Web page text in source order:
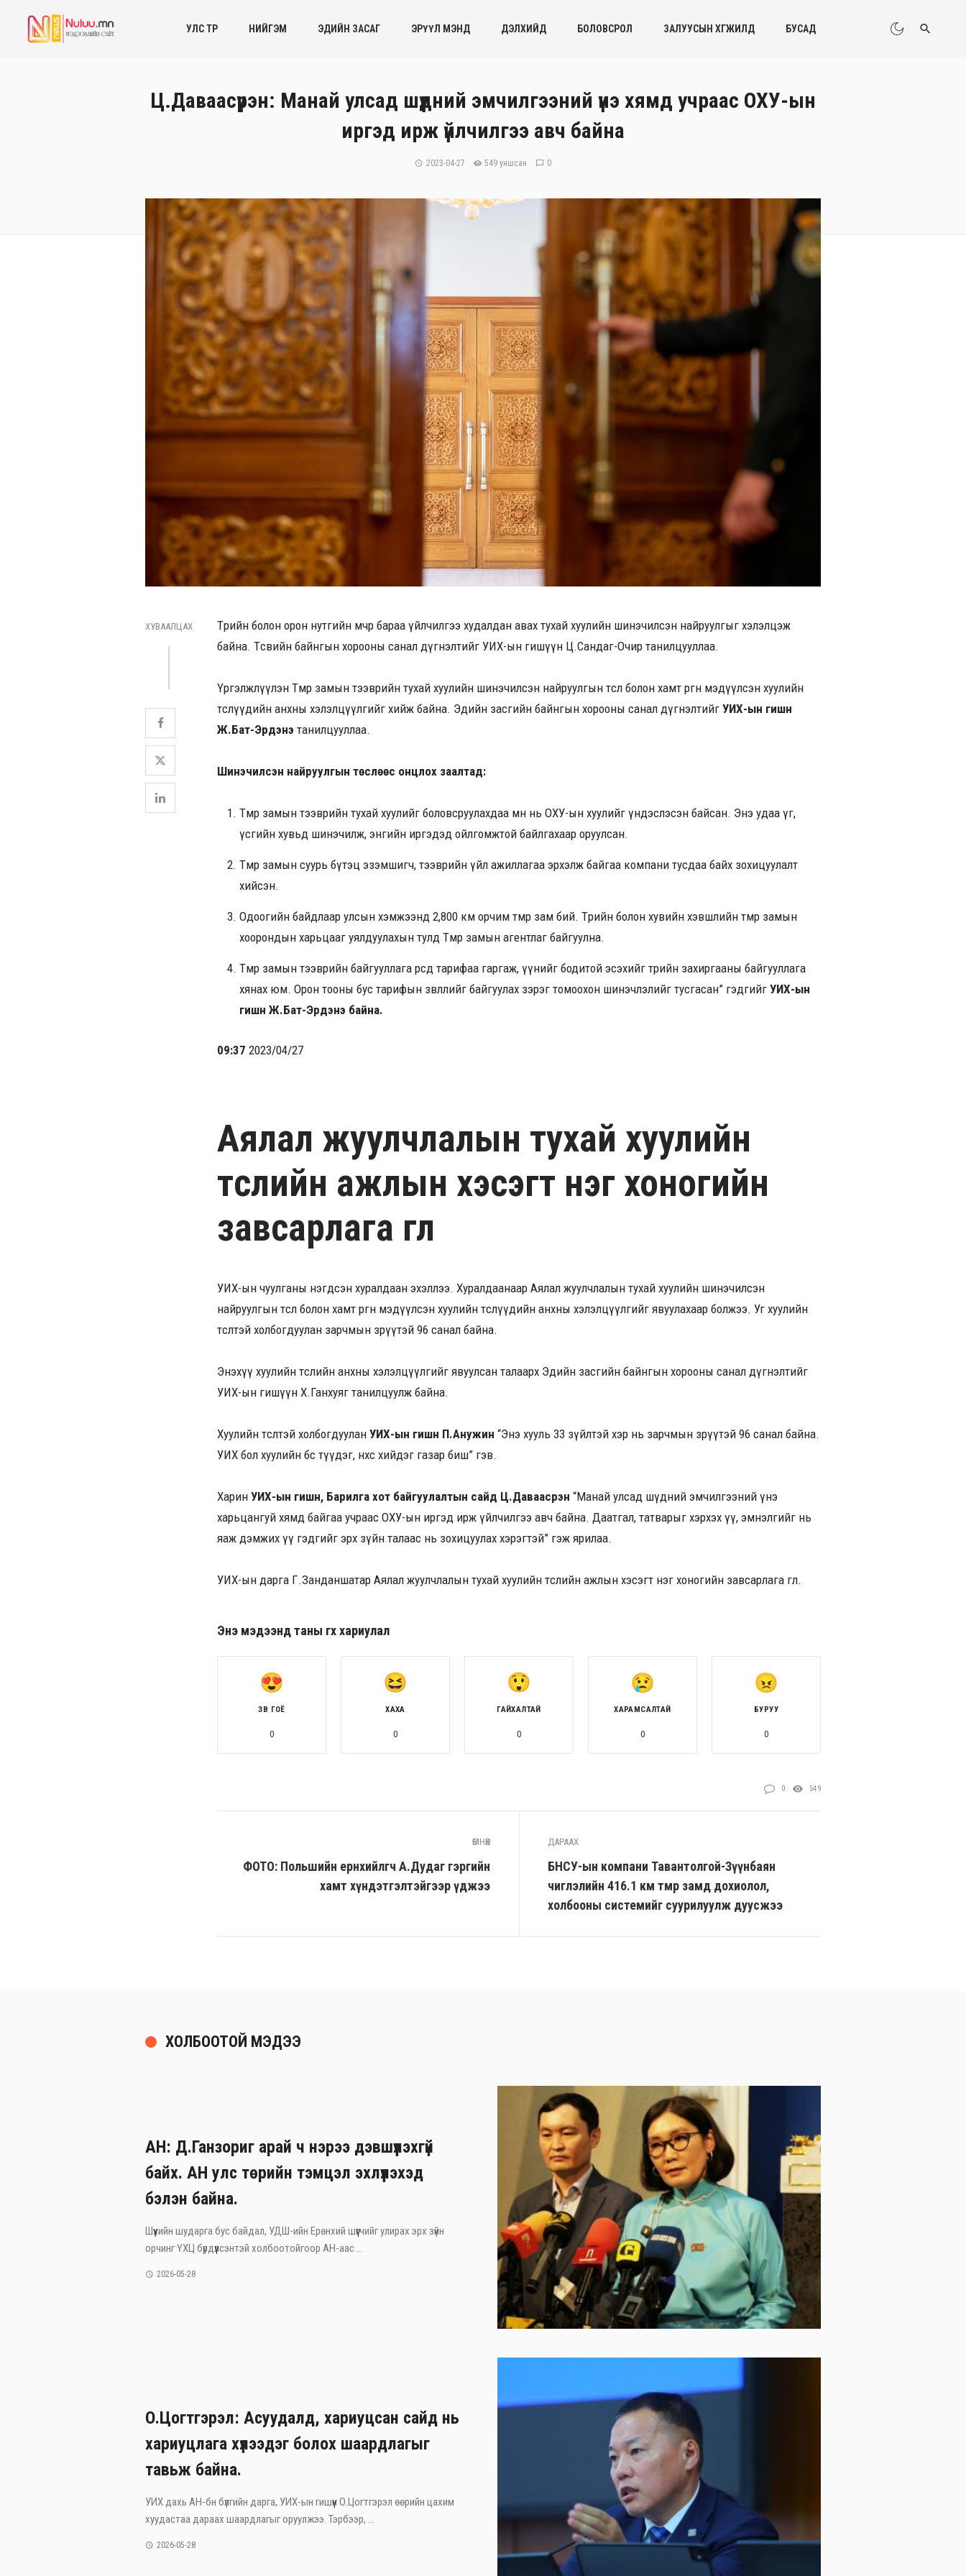
УЛС ТӨР НИЙГЭМ ЭДИЙН ЗАСАГ ЭРҮҮЛ МЭНД ДЭЛХИЙД БОЛОВСРОЛ ЗАЛУУСЫН ХӨГЖИЛД БУСАД
Ц.Даваасүрэн: Манай улсад шүдний эмчилгээний үнэ хямд учраас ОХУ-ын
иргэд ирж үйлчилгээ авч байна
2023-04-27 549 уншсан 0
ХУВААЛЦАХ
Төрийн болон орон нутгийн өмчөөр бараа үйлчилгээ худалдан авах тухай хуулийн шинэчилсэн найруулгыг хэлэлцэж
байна. Төсвийн байнгын хорооны санал дүгнэлтийг УИХ-ын гишүүн Ц.Сандаг-Очир танилцууллаа.
Үргэлжлүүлэн Төмөр замын тээврийн тухай хуулийн шинэчилсэн найруулгын төсөл болон хамт өргөн мэдүүлсэн хуулийн
төслүүдийн анхны хэлэлцүүлгийг хийж байна. Эдийн засгийн байнгын хорооны санал дүгнэлтийг УИХ-ын гишүүн
Ж.Бат-Эрдэнэ танилцууллаа.
Шинэчилсэн найруулгын төслөөс онцлох заалтад:
Төмөр замын тээврийн тухай хуулийг боловсруулахдаа өмнө нь ОХУ-ын хуулийг үндэслэсэн байсан. Энэ удаа үг,
үсгийн хувьд шинэчилж, энгийн иргэдэд ойлгомжтой байлгахаар оруулсан.
Төмөр замын суурь бүтэц эзэмшигч, тээврийн үйл ажиллагаа эрхэлж байгаа компани тусдаа байх зохицуулалт
хийсэн.
Одоогийн байдлаар улсын хэмжээнд 2,800 км орчим төмөр зам бий. Төрийн болон хувийн хэвшлийн төмөр замын
хоорондын харьцааг уялдуулахын тулд Төмөр замын агентлаг байгуулна.
Төмөр замын тээврийн байгууллага өөрсдөө тарифаа гаргаж, үүнийг бодитой эсэхийг төрийн захиргааны байгууллага
хянах юм. Орон тооны бус тарифын зөвлөлийг байгуулах зэрэг томоохон шинэчлэлийг тусгасан” гэдгийг УИХ-ын
гишүүн Ж.Бат-Эрдэнэ байна.
09:37 2023/04/27
Аялал жуулчлалын тухай хуулийн
төслийн ажлын хэсэгт нэг хоногийн
завсарлага өглөө
УИХ-ын чуулганы нэгдсэн хуралдаан эхэллээ. Хуралдаанаар Аялал жуулчлалын тухай хуулийн шинэчилсэн
найруулгын төсөл болон хамт өргөн мэдүүлсэн хуулийн төслүүдийн анхны хэлэлцүүлгийг явуулахаар болжээ. Уг хуулийн
төсөлтэй холбогдуулан зарчмын зөрүүтэй 96 санал байна.
Энэхүү хуулийн төслийн анхны хэлэлцүүлгийг явуулсан талаарх Эдийн засгийн байнгын хорооны санал дүгнэлтийг
УИХ-ын гишүүн Х.Ганхуяг танилцуулж байна.
Хуулийн төсөлтэй холбогдуулан УИХ-ын гишүүн П.Анужин “Энэ хууль 33 зүйлтэй хэр нь зарчмын зөрүүтэй 96 санал байна.
УИХ бол хуулийн бөөс түүдэг, нөхөөс хийдэг газар биш” гэв.
Харин УИХ-ын гишүүн, Барилга хот байгуулалтын сайд Ц.Даваасүрэн “Манай улсад шүдний эмчилгээний үнэ
харьцангуй хямд байгаа учраас ОХУ-ын иргэд ирж үйлчилгээ авч байна. Даатгал, татварыг хэрхэх үү, эмнэлгийг нь
яаж дэмжих үү гэдгийг эрх зүйн талаас нь зохицуулах хэрэгтэй” гэж ярилаа.
УИХ-ын дарга Г.Занданшатар Аялал жуулчлалын тухай хуулийн төслийн ажлын хэсэгт нэг хоногийн завсарлага өглөө.
Энэ мэдээнд таны өгөх хариулал
ЗӨВ ГОЁ
0
ХАХА
0
ГАЙХАЛТАЙ
0
ХАРАМСАЛТАЙ
0
БУРУУ
0
0 549
ӨМНӨХ
ФОТО: Польшийн ерөнхийлөгч А.Дудаг гэргийн
хамт хүндэтгэлтэйгээр үджээ
ДАРААХ
БНСУ-ын компани Тавантолгой-Зүүнбаян
чиглэлийн 416.1 км төмөр замд дохиолол,
холбооны системийг суурилуулж дуусжээ
ХОЛБООТОЙ МЭДЭЭ
АН: Д.Ганзориг арай ч нэрээ дэвшүүлэхгүй
байх. АН улс төрийн тэмцэл эхлүүлэхэд
бэлэн байна.
Шүүхийн шударга бус байдал, УДШ-ийн Ерөнхий шүүгчийг улирах эрх зүйн
орчинг ҮХЦ бүрдүүлсэнтэй холбоотойгоор АН-аас ...
2026-05-28
О.Цогтгэрэл: Асуудалд, хариуцсан сайд нь
хариуцлага хүлээдэг болох шаардлагыг
тавьж байна.
УИХ дахь АН-бн бүлгийн дарга, УИХ-ын гишүүн О.Цогтгэрэл өөрийн цахим
хуудастаа дараах шаардлагыг оруулжээ. Тэрбээр, ...
2026-05-28